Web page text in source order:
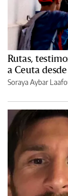
Rutas,
a Ceuta
Soraya Aybar